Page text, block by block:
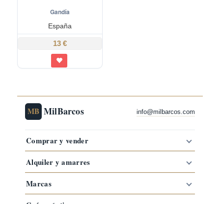
Gandía
España
13 €
MB MilBarcos info@milbarcos.com
Comprar y vender
Alquiler y amarres
Marcas